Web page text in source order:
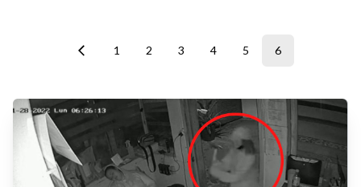
1 2 3 4 5 6